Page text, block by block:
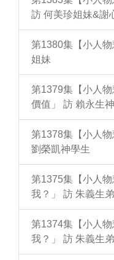
訪 何美珍姐妹&謝
第1380集【小人
姐妹
第1379集【小人
價值」 訪 賴永生
第1378集【小人
劉榮凱神學生
第1375集【小人
我？」 訪 朱義生弟
第1374集【小人
我？」 訪 朱義生弟